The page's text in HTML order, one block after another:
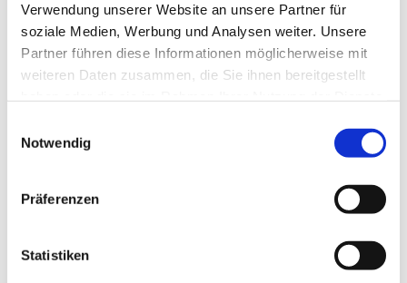
Verwendung unserer Website an unsere Partner für
soziale Medien, Werbung und Analysen weiter. Unsere
Partner führen diese Informationen möglicherweise mit
weiteren Daten zusammen, die Sie ihnen bereitgestellt
Notwendig
Präferenzen
Statistiken